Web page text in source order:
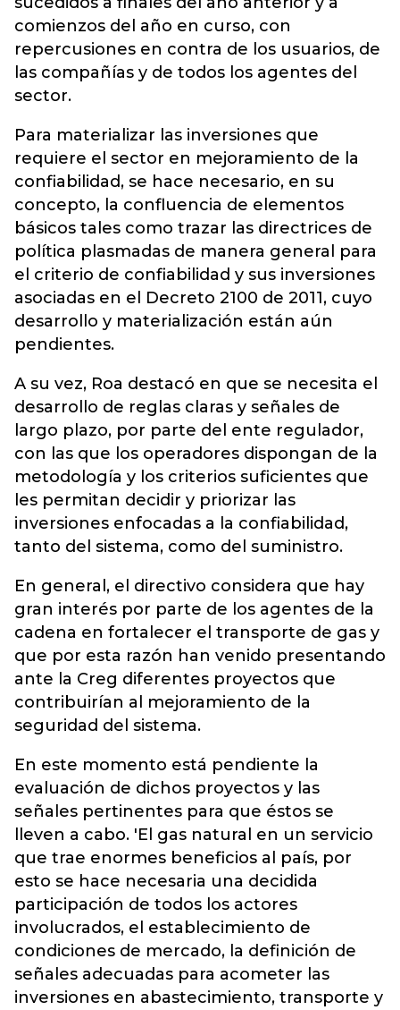
comienzos del año en curso, con
repercusiones en contra de los usuarios, de
las compañías y de todos los agentes del
sector.
Para materializar las inversiones que
requiere el sector en mejoramiento de la
confiabilidad, se hace necesario, en su
concepto, la confluencia de elementos
básicos tales como trazar las directrices de
política plasmadas de manera general para
el criterio de confiabilidad y sus inversiones
asociadas en el Decreto 2100 de 2011, cuyo
desarrollo y materialización están aún
pendientes.
A su vez, Roa destacó en que se necesita el
desarrollo de reglas claras y señales de
largo plazo, por parte del ente regulador,
con las que los operadores dispongan de la
metodología y los criterios suficientes que
les permitan decidir y priorizar las
inversiones enfocadas a la confiabilidad,
tanto del sistema, como del suministro.
En general, el directivo considera que hay
gran interés por parte de los agentes de la
cadena en fortalecer el transporte de gas y
que por esta razón han venido presentando
ante la Creg diferentes proyectos que
contribuirían al mejoramiento de la
seguridad del sistema.
En este momento está pendiente la
evaluación de dichos proyectos y las
señales pertinentes para que éstos se
lleven a cabo. 'El gas natural en un servicio
que trae enormes beneficios al país, por
esto se hace necesaria una decidida
participación de todos los actores
involucrados, el establecimiento de
condiciones de mercado, la definición de
señales adecuadas para acometer las
inversiones en abastecimiento, transporte y